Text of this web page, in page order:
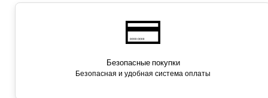
Безопасные покупки
Безопасная и удобная система оплаты